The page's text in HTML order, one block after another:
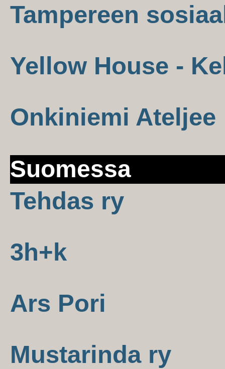
Tampereen
Yellow House -
Onkiniemi Ateljee
Suomessa
Tehdas ry
3h+k
Ars Pori
Mustarinda ry